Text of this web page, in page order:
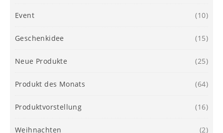
Event (10)
Geschenkidee (15)
Neue Produkte (25)
Produkt des Monats (64)
Produktvorstellung (16)
Weihnachten (2)